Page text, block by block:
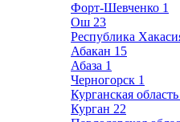
Форт-Шевченко 1
Ош 23
Республика
Абакан 15
Абаза 1
Черногорск 1
Курганская область
Курган 22